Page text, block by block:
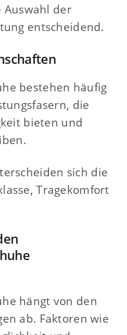
Auswahl der
entscheidend.
bestehen häufig
die
bieten und
sich die
Tragekomfort
hängt von den
ab. Faktoren wie